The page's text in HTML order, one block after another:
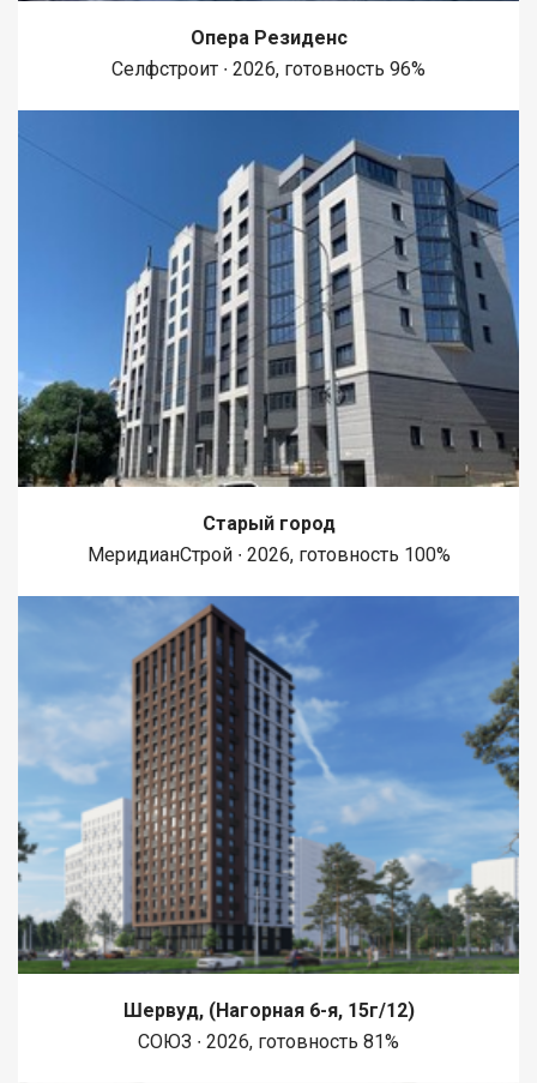
Работаем только официально Возможен обмен на вашу
недвижимость. Возможна продажа в рассрочку. При звонке,
пожалуйста, сообщите номер варианта - JV008022124585.
Опера Резиденс
Селфстроит ∙ 2026, готовность 96%
Старый город
МеридианСтрой ∙ 2026, готовность 100%
Шервуд, (Нагорная 6-я, 15г/12)
СОЮЗ ∙ 2026, готовность 81%